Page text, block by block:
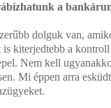
a
dolguk van,
kiterjedtebb a kontroll
Nem kell
Mi éppen arra